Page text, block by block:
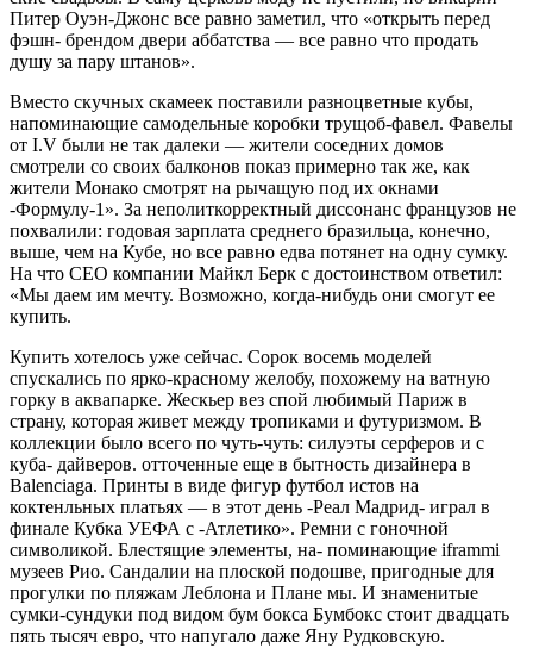
Питер Оуэн-Джонс все равно заметил, что «открыть перед
фэшн- брендом двери аббатства — все равно что продать
душу за пару штанов».
Вместо скучных скамеек поставили раз­ноцветные кубы,
напоминающие само­дельные коробки трущоб-фавел. Фавелы
от I.V были не так далеки — жители соседних домов
смотрели со своих балконов по­каз примерно так же, как
жители Мона­ко смотрят на рычащую под их окнами
-Формулу-1». За неполиткорректный дис­сонанс французов не
похвалили: годовая зарплата среднего бразильца, конечно,
выше, чем на Кубе, но все равно едва по­тянет на одну сумку.
На что CEO компании Майкл Берк с достоинством ответил:
«Мы даем им мечту. Возможно, когда-нибудь они смогут ее
купить.
Купить хотелось уже сейчас. Сорок во­семь моделей
спускались по ярко-красному желобу, похожему на ватную
горку в аква­парке. Жескьер вез спой любимый Париж в
страну, которая живет между тропиками и футуризмом. В
коллекции было всего по чуть-чуть: силуэты серферов и с
куба- дайверов. отточенные еще в бытность дизайнера в
Balenciaga. Принты в виде фи­гур футбол истов на
коктенльных платьях — в этот день -Реал Мадрид- играл в
финале Кубка УЕФА с -Атлетико». Ремни с гоноч­ной
символикой. Блестящие элементы, на- поминающие iframmi
музеев Рио. Сандалии на плоской подошве, пригодные для
прогулки по пляжам Леблона и Плане мы. И знаменитые
сумки-сундуки под видом бум бокса Бумбокс стоит двадцать
пять тысяч евро, что напугало даже Яну Рудковскую.